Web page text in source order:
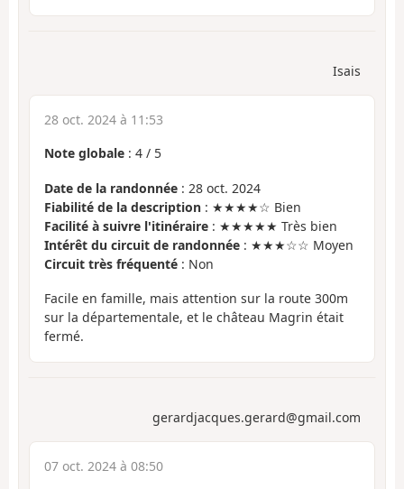
Isais
28 oct. 2024 à 11:53
Note globale : 4 / 5
Date de la randonnée : 28 oct. 2024
Fiabilité de la description : ★★★★☆ Bien
Facilité à suivre l'itinéraire : ★★★★★ Très bien
Intérêt du circuit de randonnée : ★★★☆☆ Moyen
Circuit très fréquenté : Non
Facile en famille, mais attention sur la route 300m
sur la départementale, et le château Magrin était
fermé.
gerardjacques.gerard@gmail.com
07 oct. 2024 à 08:50